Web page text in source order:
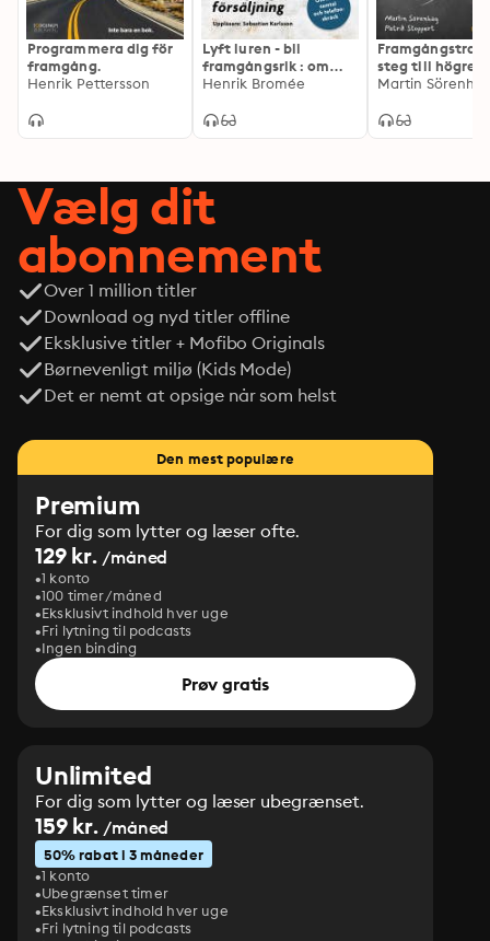
Programmera dig för
framgång.
Henrik Pettersson
Lyft luren - bli
framgångsrik : om
kalla samtal och
Henrik Bromée
steg till högre
prestation,
Vælg dit
abonnement
Over 1 million titler
Download og nyd titler offline
Eksklusive titler + Mofibo Originals
Børnevenligt miljø (Kids Mode)
Det er nemt at opsige når som helst
Den mest populære
Premium
For dig som lytter og læser ofte.
129 kr. /måned
1 konto
100 timer/måned
Eksklusivt indhold hver uge
Fri lytning til podcasts
Ingen binding
Prøv gratis
Unlimited
For dig som lytter og læser ubegrænset.
159 kr. /måned
50% rabat i 3 måneder
1 konto
Ubegrænset timer
Eksklusivt indhold hver uge
Fri lytning til podcasts